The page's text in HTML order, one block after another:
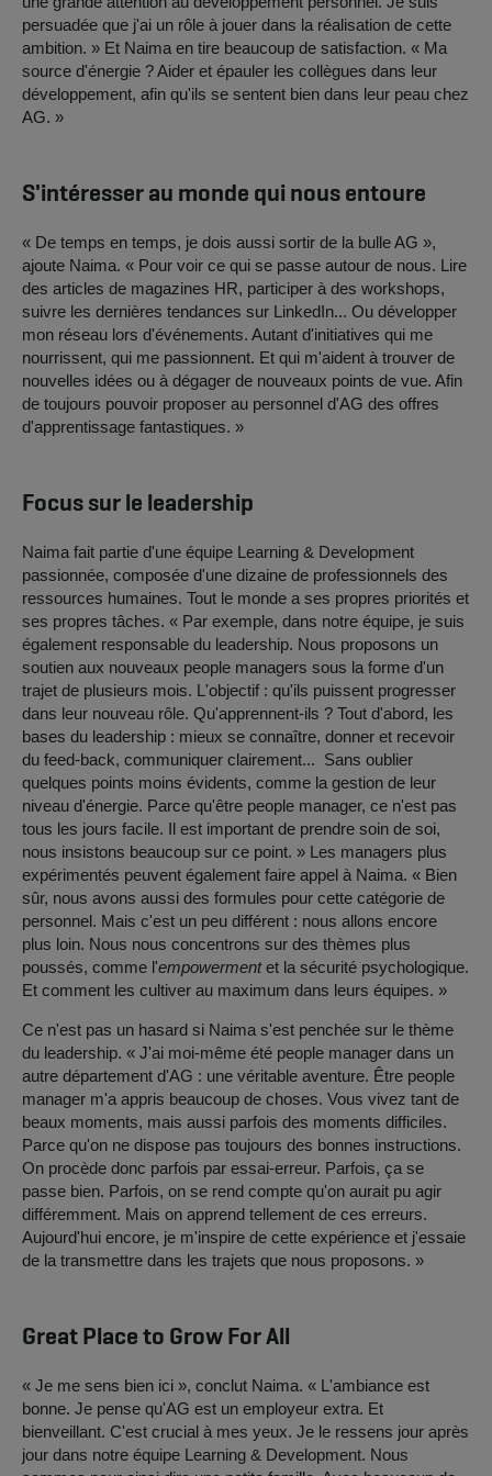
persuadée que j'ai un rôle à jouer dans la réalisation de cette
ambition. » Et Naima en tire beaucoup de satisfaction. « Ma
source d'énergie ? Aider et épauler les collègues dans leur
développement, afin qu'ils se sentent bien dans leur peau chez
AG. »
S'intéresser au monde qui nous entoure
« De temps en temps, je dois aussi sortir de la bulle AG »,
ajoute Naima. « Pour voir ce qui se passe autour de nous. Lire
des articles de magazines HR, participer à des workshops,
suivre les dernières tendances sur LinkedIn... Ou développer
mon réseau lors d'événements. Autant d'initiatives qui me
nourrissent, qui me passionnent. Et qui m'aident à trouver de
nouvelles idées ou à dégager de nouveaux points de vue. Afin
de toujours pouvoir proposer au personnel d'AG des offres
d'apprentissage fantastiques. »
Focus sur le leadership
Naima fait partie d'une équipe Learning & Development
passionnée, composée d'une dizaine de professionnels des
ressources humaines. Tout le monde a ses propres priorités et
ses propres tâches. « Par exemple, dans notre équipe, je suis
également responsable du leadership. Nous proposons un
soutien aux nouveaux people managers sous la forme d'un
trajet de plusieurs mois. L'objectif : qu'ils puissent progresser
dans leur nouveau rôle. Qu'apprennent-ils ? Tout d'abord, les
bases du leadership : mieux se connaître, donner et recevoir
du feed-back, communiquer clairement... Sans oublier
quelques points moins évidents, comme la gestion de leur
niveau d'énergie. Parce qu'être people manager, ce n'est pas
tous les jours facile. Il est important de prendre soin de soi,
nous insistons beaucoup sur ce point. » Les managers plus
expérimentés peuvent également faire appel à Naima. « Bien
sûr, nous avons aussi des formules pour cette catégorie de
personnel. Mais c'est un peu différent : nous allons encore
plus loin. Nous nous concentrons sur des thèmes plus
poussés, comme l'empowermentet la sécurité psychologique.
Et comment les cultiver au maximum dans leurs équipes. »
Ce n'est pas un hasard si Naima s'est penchée sur le thème
du leadership. « J'ai moi-même été people manager dans un
autre département d'AG : une véritable aventure. Être people
manager m'a appris beaucoup de choses. Vous vivez tant de
beaux moments, mais aussi parfois des moments difficiles.
Parce qu'on ne dispose pas toujours des bonnes instructions.
On procède donc parfois par essai-erreur. Parfois, ça se
passe bien. Parfois, on se rend compte qu'on aurait pu agir
différemment. Mais on apprend tellement de ces erreurs.
Aujourd'hui encore, je m'inspire de cette expérience et j'essaie
de la transmettre dans les trajets que nous proposons. »
Great Place to Grow For All
« Je me sens bien ici », conclut Naima. « L'ambiance est
bonne. Je pense qu'AG est un employeur extra. Et
bienveillant. C'est crucial à mes yeux. Je le ressens jour après
jour dans notre équipe Learning & Development. Nous